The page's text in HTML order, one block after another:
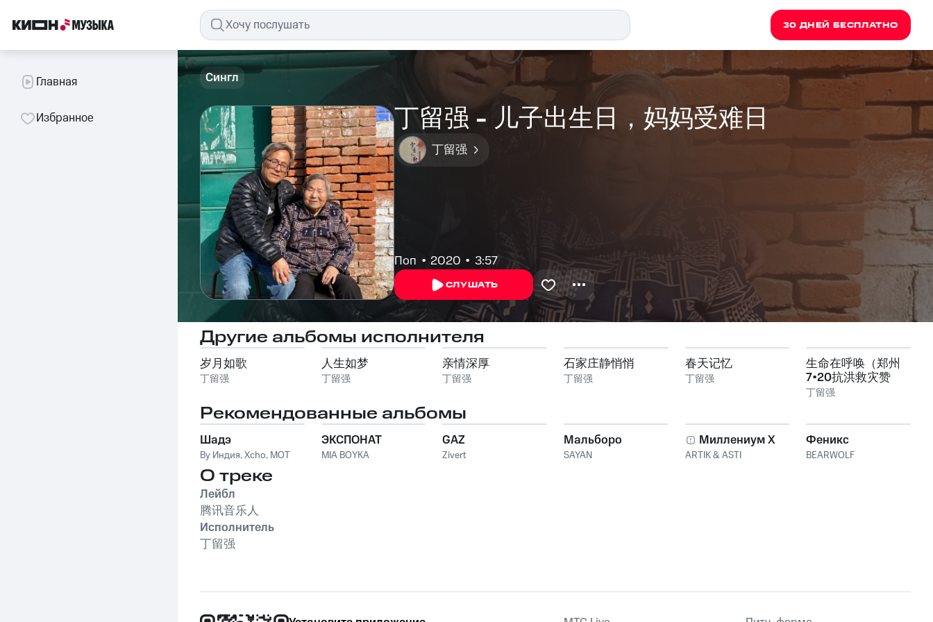
30 ДНЕЙ БЕСПЛАТНО
Главная
Избранное
Сингл
丁留强 - 儿子出生日，妈妈受难日
丁留强
Поп 2020 3:57
СЛУШАТЬ
Другие альбомы исполнителя
岁月如歌
丁留强
人生如梦
丁留强
亲情深厚
丁留强
石家庄静悄悄
丁留强
春天记忆
丁留强
生命在呼唤（郑州
7•20抗洪救灾赞
歌）
丁留强
Рекомендованные альбомы
Шадэ
By Индия,Xcho, MOT
ЭКСПОНАТ
MIA BOYKA
GAZ
Zivert
Мальборо
SAYAN
Миллениум X
ARTIK & ASTI
Феникс
BEARWOLF
О треке
Лейбл
腾讯音乐人
Исполнитель
丁留强